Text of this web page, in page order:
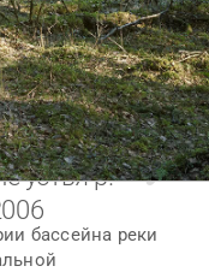
устья р.
бассейна реки